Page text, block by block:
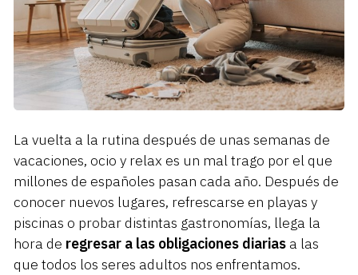
La vuelta a la rutina después de unas semanas de
vacaciones, ocio y relax es un mal trago por el que
millones de españoles pasan cada año. Después de
conocer nuevos lugares, refrescarse en playas y
piscinas o probar distintas gastronomías, llega la
hora de regresar a las obligaciones diarias a las
que todos los seres adultos nos enfrentamos.